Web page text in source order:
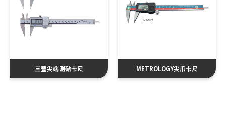
三豐尖端測砧卡尺 METROLOGY尖爪卡尺